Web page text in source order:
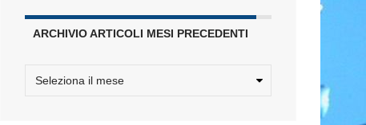
ARCHIVIO ARTICOLI MESI PRECEDENTI